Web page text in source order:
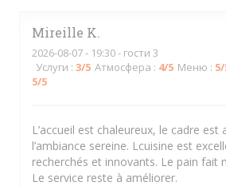
Mireille K
2026-08-07- 19:30 - гости 3
Услуги : 3/5 Атмосфера : 4/5 Меню : 5/
5/5
L’accueil est chaleureux, le cadre est
l’ambiance sereine. Lcuisine est
recherchés et innovants. Le pain fait
Le service reste à améliorer.